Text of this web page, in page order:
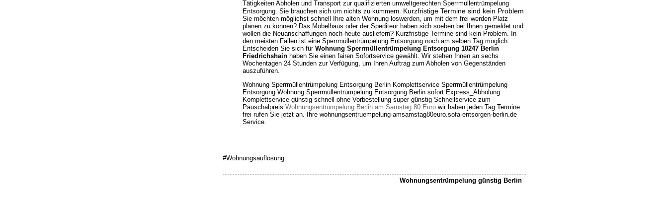
Tätigkeiten Abholen und Transport zur qualifizierten umweltgerechten Sperrmüllentrümpelung
Entsorgung. Sie brauchen sich um nichts zu kümmern. Kurzfristige Termine sind kein Problem
Sie möchten möglichst schnell Ihre alten Wohnung loswerden, um mit dem frei werden Platz
planen zu können? Das Möbelhaus oder der Spediteur haben sich soeben bei Ihnen gemeldet und
wollen die Neuanschaffungen noch heute ausliefern? Kurzfristige Termine sind kein Problem. In
den meisten Fällen ist eine Sperrmüllentrümpelung Entsorgung noch am selben Tag möglich.
Entscheiden Sie sich für Wohnung Sperrmüllentrümpelung Entsorgung 10247 Berlin
Friedrichshain haben Sie einen fairen Sofortservice gewählt. Wir stehen Ihnen an sechs
Wochentagen 24 Stunden zur Verfügung, um Ihren Auftrag zum Abholen von Gegenständen
auszuführen.
Wohnung Sperrmüllentrümpelung Entsorgung Berlin Komplettservice Sperrmüllentrümpelung
Entsorgung Wohnung Sperrmüllentrümpelung Entsorgung Berlin sofort Express_Abholung
Komplettservice günstig schnell ohne Vorbestellung super günstig Schnellservice zum
Pauschalpreis Wohnungsentrümpelung Berlin am Samstag 80 Euro wir haben jeden Tag Termine
frei rufen Sie jetzt an. Ihre wohnungsentruempelung-amsamstag80euro.sofa-entsorgen-berlin.de
Service.
#Wohnungsauflösung
Wohnungsentrümpelung günstig Berlin